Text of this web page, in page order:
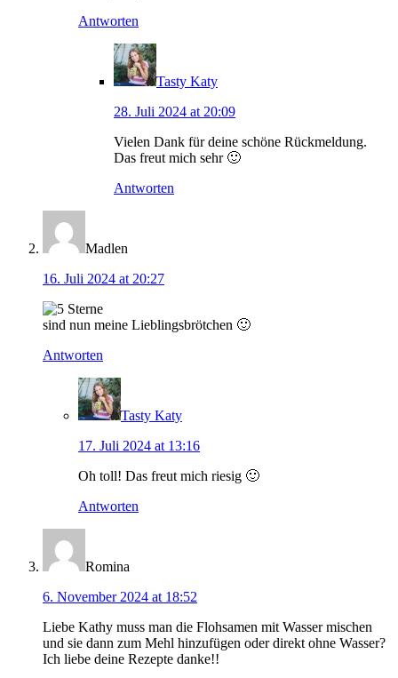
Antworten
Tasty Katy
28. Juli 2024 at 20:09
Vielen Dank für deine schöne Rückmeldung.
Das freut mich sehr 🙂
Antworten
Madlen
16. Juli 2024 at 20:27
sind nun meine Lieblingsbrötchen 🙂
Antworten
Tasty Katy
17. Juli 2024 at 13:16
Oh toll! Das freut mich riesig 🙂
Antworten
Romina
6. November 2024 at 18:52
Liebe Kathy muss man die Flohsamen mit Wasser mischen
und sie dann zum Mehl hinzufügen oder direkt ohne Wasser?
Ich liebe deine Rezepte danke!!